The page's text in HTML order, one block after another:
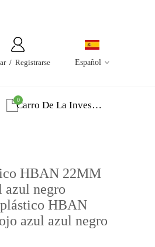
Español
/ Registrarse
Carro De La Investigacion
0
HBAN 22MM
azul negro
HBAN
azul azul negro